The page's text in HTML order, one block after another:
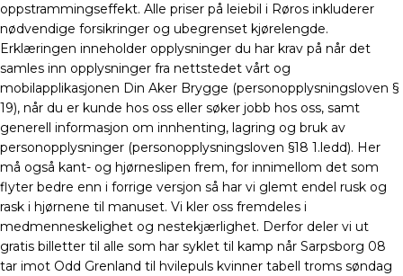
oppstrammingseffekt. Alle priser på leiebil i Røros inkluderer
nødvendige forsikringer og ubegrenset kjørelengde.
Erklæringen inneholder opplysninger du har krav på når det
samles inn opplysninger fra nettstedet vårt og
mobilapplikasjonen Din Aker Brygge (personopplysningsloven §
19), når du er kunde hos oss eller søker jobb hos oss, samt
generell informasjon om innhenting, lagring og bruk av
personopplysninger (personopplysningsloven §18 1.ledd). Her
må også kant- og hjørneslipen frem, for innimellom det som
flyter bedre enn i forrige versjon så har vi glemt endel rusk og
rask i hjørnene til manuset. Vi kler oss fremdeles i
medmenneskelighet og nestekjærlighet. Derfor deler vi ut
gratis billetter til alle som har syklet til kamp når Sarpsborg 08
tar imot Odd Grenland til hvilepuls kvinner tabell troms søndag